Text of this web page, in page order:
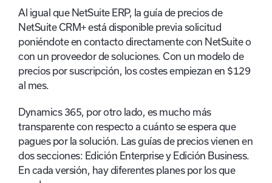
Al igual que NetSuite ERP, la guía de precios de
NetSuite CRM+ está disponible previa solicitud
poniéndote en contacto directamente con NetSuite o
con un proveedor de soluciones. Con un modelo de
precios por suscripción, los costes empiezan en $129
al mes.
Dynamics 365, por otro lado, es mucho más
transparente con respecto a cuánto se espera que
pagues por la solución. Las guías de precios vienen en
dos secciones: Edición Enterprise y Edición Business.
En cada versión, hay diferentes planes por los que